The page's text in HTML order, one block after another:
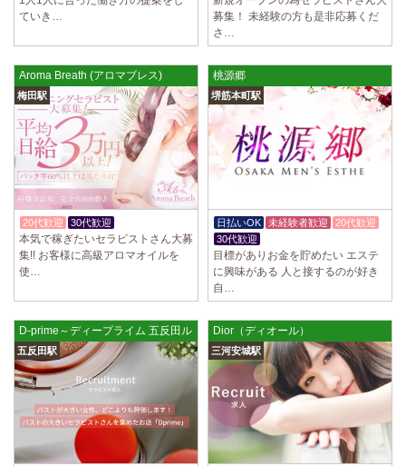
ていき…
募集！ 未経験の方も是非応募くだ
さ…
Aroma Breath (アロマブレス)
梅田駅
20代歓迎 30代歓迎
本気で稼ぎたいセラピストさん大募
集!! お客様に高級アロマオイルを
使…
桃源郷
堺筋本町駅
日払いOK 未経験者歓迎
20代歓迎
30代歓迎
目標がありお金を貯めたい エステ
に興味がある 人と接するのが好き
自…
D-prime～ディープライム 五反田ルーム
五反田駅
Dior（ディオール）
三河安城駅